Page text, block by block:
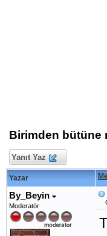
Birimden bütüne
Yanıt Yaz
Yazar
By_Beyin
Moderatör